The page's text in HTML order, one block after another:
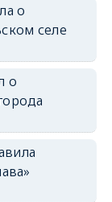
о
селе
о